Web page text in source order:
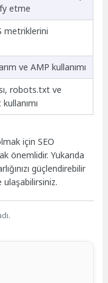
etme
metriklerini
ve AMP kullanımı
robots.txt ve
için SEO
önemlidir. Yukarıda
güçlendirebilir